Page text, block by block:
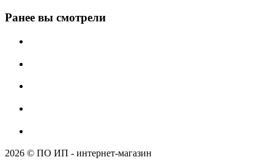
Ранее вы смотрели
2026 © ПО ИП - интернет-магазин